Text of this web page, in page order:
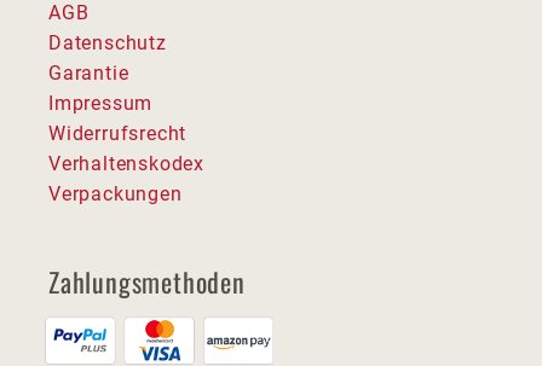
AGB
Datenschutz
Garantie
Impressum
Widerrufsrecht
Verhaltenskodex
Verpackungen
Zahlungsmethoden